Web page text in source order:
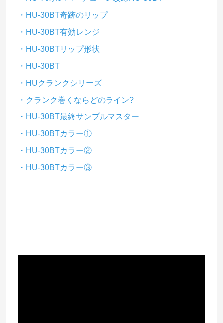
・HU-30BT奇跡のリップ
・HU-30BT有効レンジ
・HU-30BTリップ形状
・HU-30BT
・HUクランクシリーズ
・クランク巻くならどのライン?
・HU-30BT最終サンプルマスター
・HU-30BTカラー①
・HU-30BTカラー②
・HU-30BTカラー③